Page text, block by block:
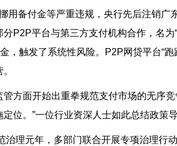
用备付金等严重违规，央行先后注销广
P2P平台与第三方支付机构合作，名为
，触发了系统性风险。P2P网贷平台“
方面开始出重拳规范支付市场的无序
位。”一位行业资深人士如此总结政策导
治理元年，多部门联合开展专项治理行